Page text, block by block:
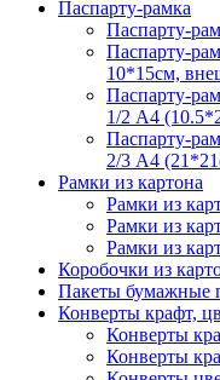
Паспарту-рамка
Паспарту-
Паспарту-
10*15см,
Паспарту-
1/2 А4
Паспарту-
2/3 А4
Рамки из картона
Рамки из
Рамки из
Рамки из
Коробочки из
Пакеты бумажные
Конверты крафт,
Конверты
Конверты